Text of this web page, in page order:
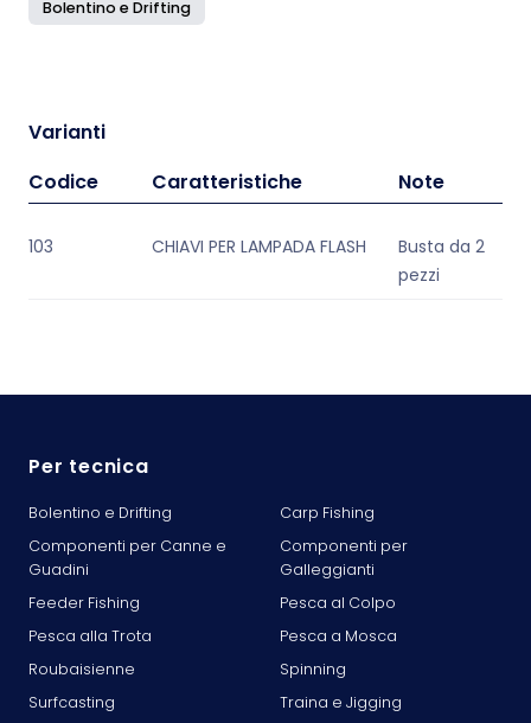
Bolentino e Drifting
Varianti
Codice
Caratteristiche Note
103 CHIAVI PER LAMPADA FLASH
Busta da 2
pezzi
Per tecnica
Bolentino e Drifting
Carp Fishing
Componenti per Canne e
Guadini
Componenti per
Galleggianti
Feeder Fishing
Pesca al Colpo
Pesca alla Trota
Pesca a Mosca
Roubaisienne
Spinning
Surfcasting
Traina e Jigging